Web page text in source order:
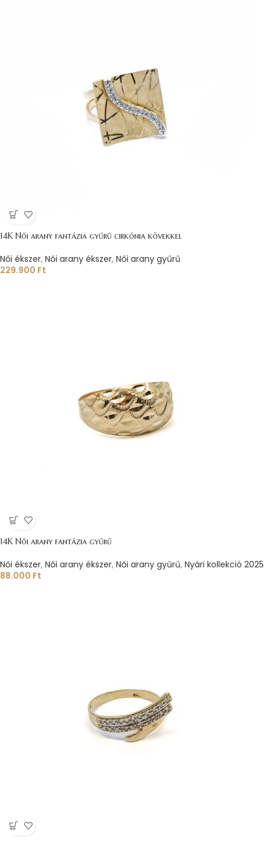
14K Női arany fantázia gyűrű cirkónia kövekkel
Női ékszer, Női arany ékszer, Női arany gyűrű
229.900 Ft
14K Női arany fantázia gyűrű
Női ékszer, Női arany ékszer, Női arany gyűrű, Nyári kollekció 2025
88.000 Ft